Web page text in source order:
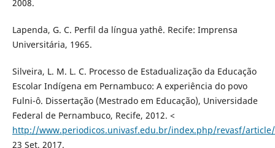
2008.
Lapenda, G. C. Perfil da língua yathê. Recife: Imprensa
Universitária, 1965.
Silveira, L. M. L. C. Processo de Estadualização da Educação
Escolar Indígena em Pernambuco: A experiência do povo
Fulni-ô. Dissertação (Mestrado em Educação), Universidade
Federal de Pernambuco, Recife, 2012. <
http://www.periodicos.univasf.edu.br/index.php/revasf/
23 Set. 2017.